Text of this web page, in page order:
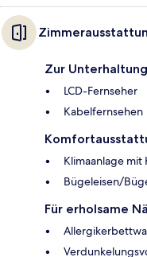
Zur Unterhaltung
LCD-Fernseher
Kabelfernsehen
Klimaanlage
Bügeleisen/
Für erholsame